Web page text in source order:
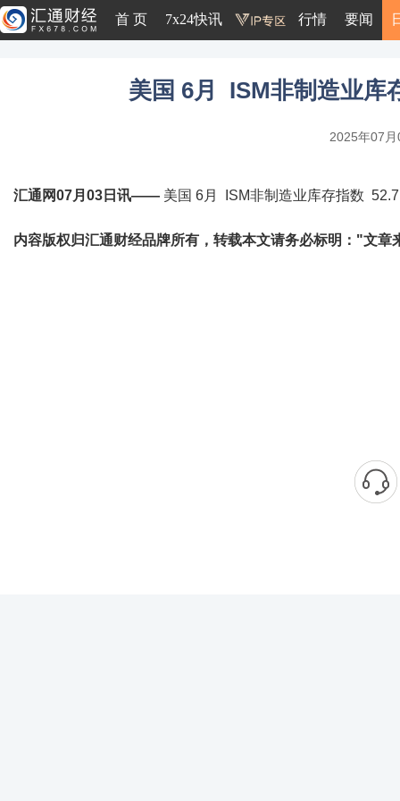
首 页 7x24快讯 行情 要闻
美国 6月 ISM非制造业库
2025年07
汇通网07月03日讯—— 美国 6月 ISM非制造业库存指数
内容版权归汇通财经品牌所有，转载本文请务必标明："文章